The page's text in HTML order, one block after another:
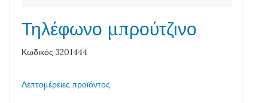
Τηλέφωνο μπρούτζινο
Κωδικός 3201444
Λεπτομέρειες προϊόντος